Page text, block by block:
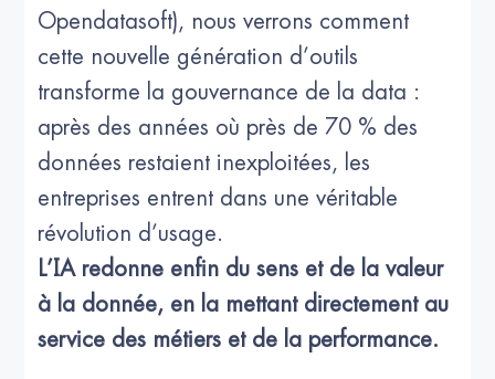
Opendatasoft), nous verrons comment
cette nouvelle génération d’outils
transforme la gouvernance de la data :
après des années où près de 70 % des
données restaient inexploitées, les
entreprises entrent dans une véritable
révolution d’usage.
L’IA redonne enfin du sens et de la valeur
à la donnée, en la mettant directement au
service des métiers et de la performance.